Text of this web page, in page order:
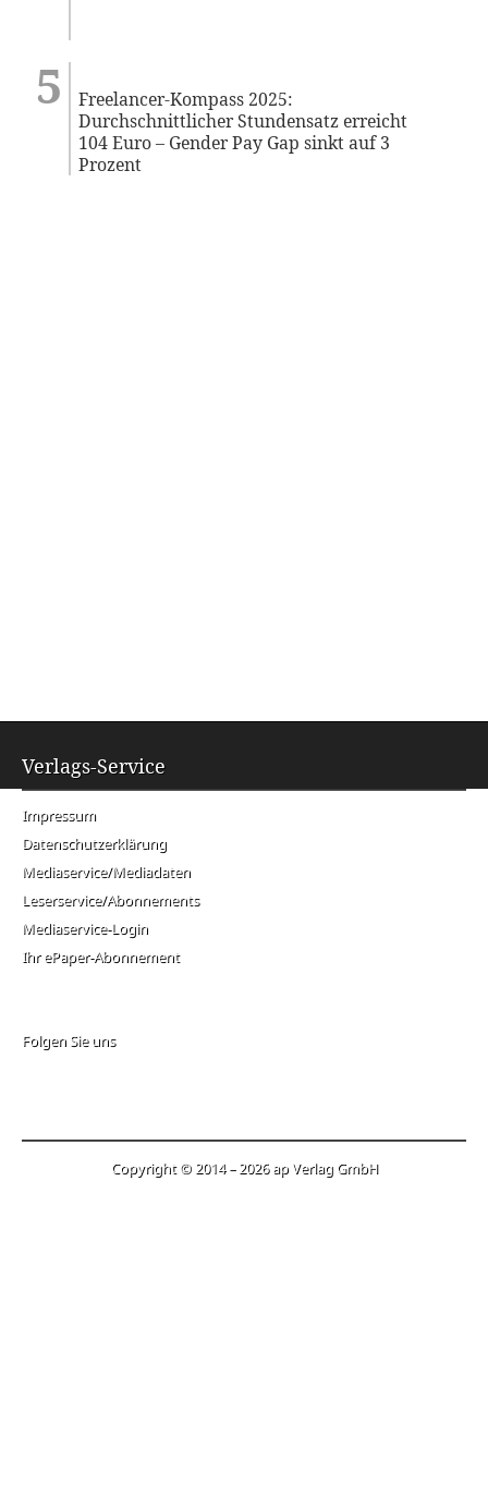
Freelancer-Kompass 2025:
Durchschnittlicher Stundensatz erreicht
104 Euro – Gender Pay Gap sinkt auf 3
Prozent
Verlags-Service
Impressum
Datenschutzerklärung
Mediaservice/Mediadaten
Leserservice/Abonnements
Mediaservice-Login
Ihr ePaper-Abonnement
Folgen Sie uns
Copyright © 2014 – 2026 ap Verlag GmbH